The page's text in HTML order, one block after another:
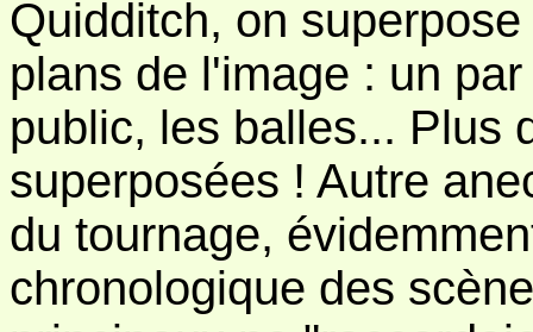
Quidditch, on
plans de l'image : un
public, les balles... Plus
superposées ! Autre
du tournage,
chronologique des